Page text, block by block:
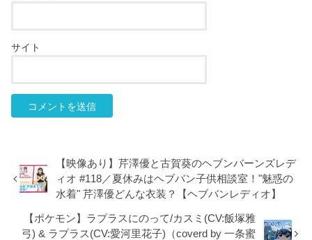
サイト
【映像あり】芹澤優と古賀葵のヘブンバーンズレデ
ィオ #118／夏休みはヘブバン子供相談室！"魅惑の
水着" 芹澤優どんな衣装？【ヘブバンレディオ】
【ポケモン】ラプラスにのって/カスミ(CV:飯塚雅
弓) & ラプラス(CV:愛河里花子)（coverd by 一条蜜